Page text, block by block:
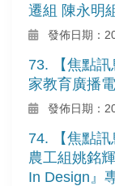
遷組 陳永明
發佈日期：
73. 【焦點
家教育廣播
發佈日期：
74. 【焦點
農工組姚銘
In Design』